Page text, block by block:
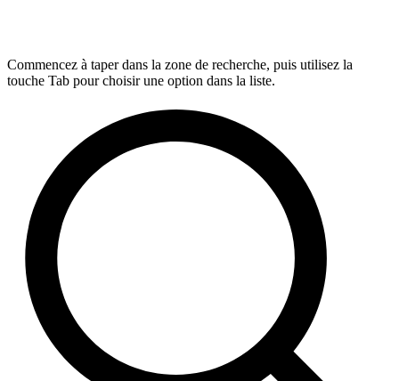
Commencez à taper dans la zone de recherche, puis utilisez la
touche Tab pour choisir une option dans la liste.